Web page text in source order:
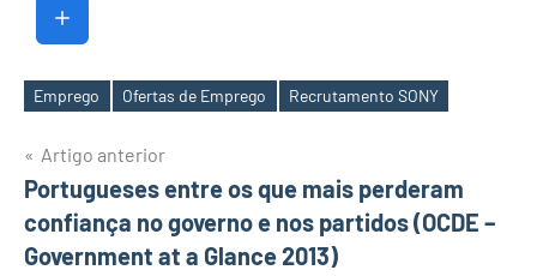
Etiquetas
Emprego Ofertas de Emprego Recrutamento SONY
Navegação
de
artigos
Artigo anterior
Portugueses entre os que mais perderam
confiança no governo e nos partidos (OCDE –
Government at a Glance 2013)